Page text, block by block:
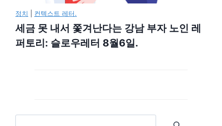
정치 컨텍스트 레터.
세금 못 내서 쫓겨난다는 강남 부자 노인 레
퍼토리: 슬로우레터 8월6일.